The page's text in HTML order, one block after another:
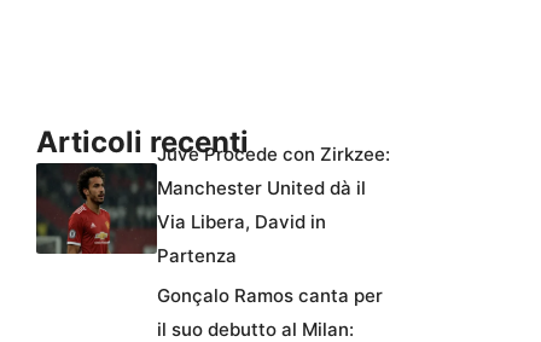
Articoli recentiJuve Procede con Zirkzee:
Manchester United dà il
Via Libera, David in
Partenza
Gonçalo Ramos canta per
il suo debutto al Milan: